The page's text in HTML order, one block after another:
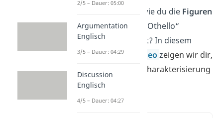
Du willst wissen, wie du die Figuren
aus der Tragödie „Othello“
analysieren kannst? In diesem
Beitrag und im
Videozeigen wir dir,
wie du eine gute Charakterisierung
schreibst.
2/5 – Dauer: 05:00
Argumentation
Englisch
3/5 – Dauer: 04:29
Discussion
Englisch
4/5 – Dauer: 04:27